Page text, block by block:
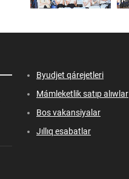
Byudjet qárejetleri
Mámleketlik satıp alıwlar
Bos vakansiyalar
Jıllıq esabatlar